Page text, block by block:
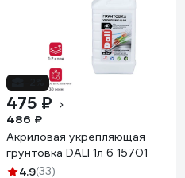
475 ₽
486 ₽
Акриловая укрепляющая
грунтовка DALI 1л 6 15701
4.9(33)